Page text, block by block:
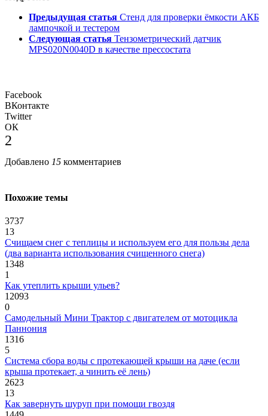
Предыдущая статья Стенд для проверки ёмкости АКБ
лампочкой и тестером
Следующая статья Тензометрический датчик
MPS020N0040D в качестве прессостата
Facebook
ВКонтакте
Twitter
ОК
2
Добавлено 15 комментариев
Похожие темы
3737
13
Счищаем снег с теплицы и используем его для пользы дела
(два варианта использования счищенного снега)
1348
1
Как утеплить крыши ульев?
12093
0
Самодельный Мини Трактор с двигателем от мотоцикла
Паннония
1316
5
Система сбора воды с протекающей крыши на даче (если
крыша протекает, а чинить её лень)
2623
13
Как завернуть шуруп при помощи гвоздя